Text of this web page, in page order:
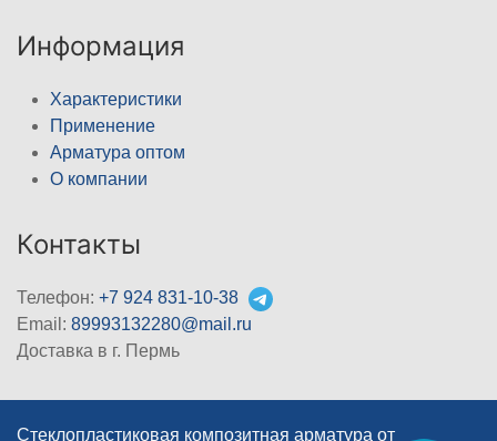
Информация
Характеристики
Применение
Арматура оптом
О компании
Контакты
Телефон: +7 924 831-10-38
Email: 89993132280@mail.ru
Доставка в г. Пермь
Стеклопластиковая композитная арматура от